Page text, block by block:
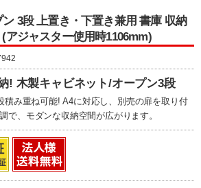
3段 上置き・下置き兼用 書庫 収納
アジャスター使用時1106mm)
! 木製キャビネット/オープン3段
積み重ね可能! A4に対応し、別売の扉を取り付
で、モダンな収納空間が広がります。